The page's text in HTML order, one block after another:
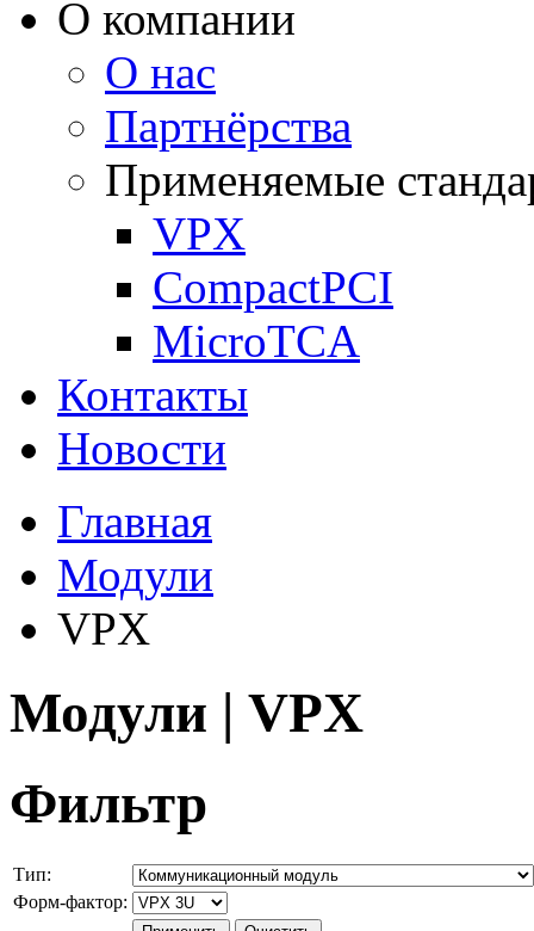
О компании
О нас
Партнёрства
Применяемые
VPX
CompactPCI
MicroTCA
Контакты
Новости
Главная
Модули
VPX
Модули | VPX
Фильтр
Тип:
Форм-фактор: